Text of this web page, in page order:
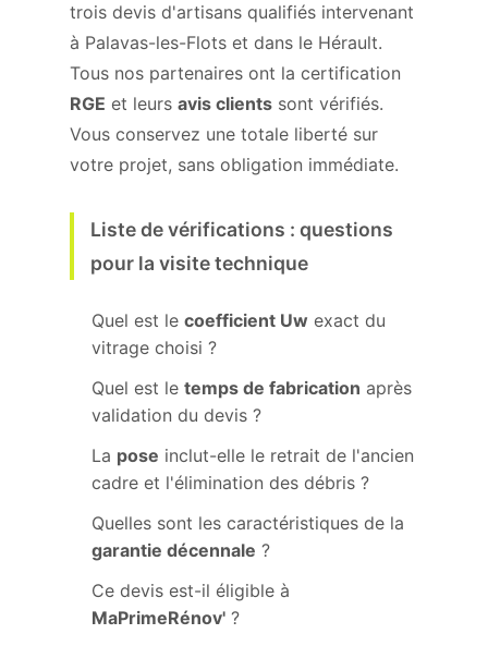
trois devis d'artisans qualifiés intervenant
à Palavas-les-Flots et dans le Hérault.
Tous nos partenaires ont la certification
RGE et leurs avis clients sont vérifiés.
Vous conservez une totale liberté sur
votre projet, sans obligation immédiate.
Liste de vérifications : questions
pour la visite technique
Quel est le coefficient Uw exact du
vitrage choisi ?
Quel est le temps de fabrication après
validation du devis ?
La pose inclut-elle le retrait de l'ancien
cadre et l'élimination des débris ?
Quelles sont les caractéristiques de la
garantie décennale ?
Ce devis est-il éligible à
MaPrimeRénov' ?